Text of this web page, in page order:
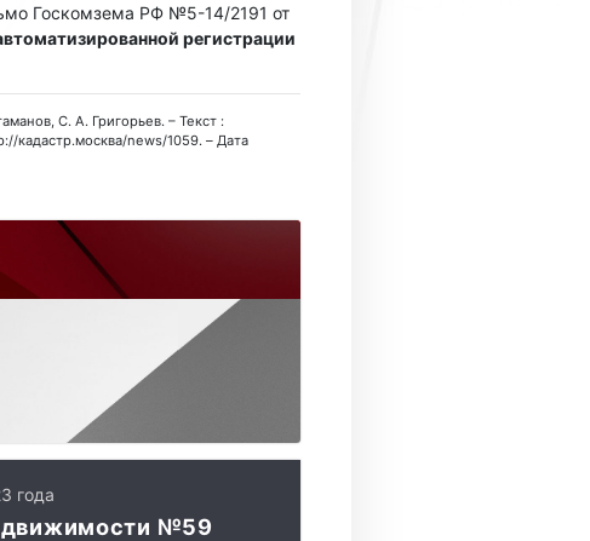
Госкомзема РФ №5-14/2191 от
регистрации
С. А. Григорьев. – Текст :
кадастр.москва/news/1059. – Дата
года
№59